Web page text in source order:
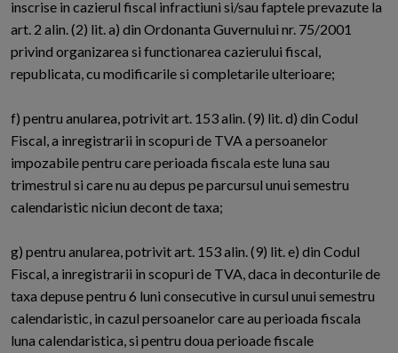
inscrise in cazierul fiscal infractiuni si/sau faptele prevazute la
art. 2 alin. (2) lit. a) din Ordonanta Guvernului nr. 75/2001
privind organizarea si functionarea cazierului fiscal,
republicata, cu modificarile si completarile ulterioare;
f) pentru anularea, potrivit art. 153 alin. (9) lit. d) din Codul
Fiscal, a inregistrarii in scopuri de TVA a persoanelor
impozabile pentru care perioada fiscala este luna sau
trimestrul si care nu au depus pe parcursul unui semestru
calendaristic niciun decont de taxa;
g) pentru anularea, potrivit art. 153 alin. (9) lit. e) din Codul
Fiscal, a inregistrarii in scopuri de TVA, daca in deconturile de
taxa depuse pentru 6 luni consecutive in cursul unui semestru
calendaristic, in cazul persoanelor care au perioada fiscala
luna calendaristica, si pentru doua perioade fiscale